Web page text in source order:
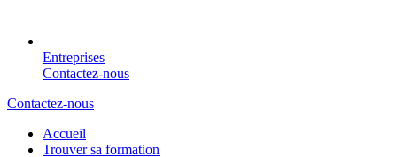
Entreprises
Contactez-nous
Contactez-nous
Accueil
Trouver sa formation